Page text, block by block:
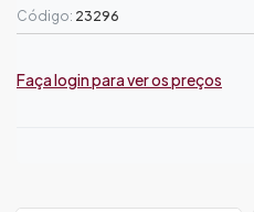
Código: 23296
Faça login para ver os preços